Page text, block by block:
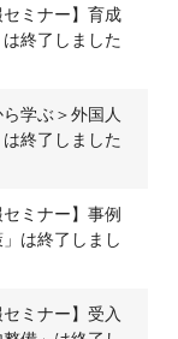
セミナー】育成
終了しました
学ぶ＞外国人
終了しました
ミナー】事例
は終了しまし
ミナー】受入